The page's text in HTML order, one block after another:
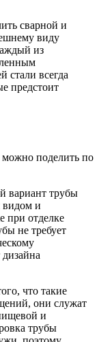
сварной и
виду
из
стали всегда
предстоит
поделить по
вариант трубы
видом и
при отделке
не требует
что такие
они служат
и
трубы